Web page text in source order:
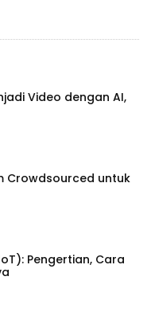
Video dengan AI,
Crowdsourced untuk
Pengertian, Cara